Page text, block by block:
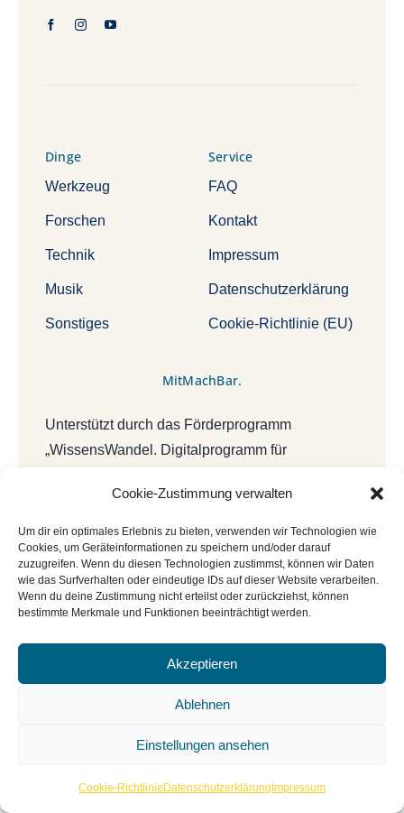
Cookie-Zustimmung verwalten
Um dir ein optimales Erlebnis zu bieten, verwenden wir Technologien wie
Cookies, um Geräteinformationen zu speichern und/oder darauf
zuzugreifen. Wenn du diesen Technologien zustimmst, können wir Daten
wie das Surfverhalten oder eindeutige IDs auf dieser Website verarbeiten.
Wenn du deine Zustimmung nicht erteilst oder zurückziehst, können
bestimmte Merkmale und Funktionen beeinträchtigt werden.
Akzeptieren
Ablehnen
Einstellungen ansehen
Cookie-Richtlinie Datenschutzerklärung Impressum
Dinge
Werkzeug
Forschen
Technik
Musik
Sonstiges
Service
FAQ
Kontakt
Impressum
Datenschutzerklärung
Cookie-Richtlinie (EU)
MitMachBar.
Unterstützt durch das Förderprogramm
„WissensWandel. Digitalprogramm für
NEUSTART KULTUR“ vom Deutschen
Bibliotheksverband e.V. und dem Beauftragten
der Bundesregierung für Kultur und Medien
(BKM).